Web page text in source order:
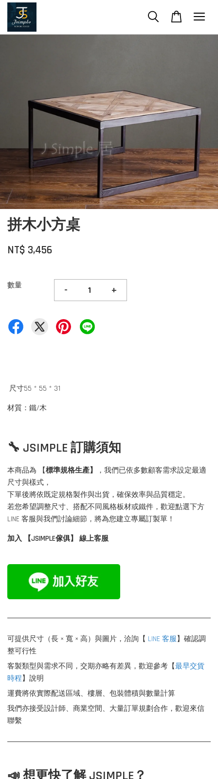
拼木小方桌
NT$ 3,456
數量 - +
尺寸55 * 55 * 31
材質：鐵/木
🔧 JSIMPLE 訂購須知
本商品為 【標準規格生產】
，我們已依多數顧客需求設定最適
尺寸與樣式，
下單後將依既定規格製作與出貨，確保效率與品質穩定。
若您希望調整尺寸、搭配不同風格板材或鐵件，歡迎點選下方
LINE 客服與我們討論細節，將為您建立專屬訂製單！
加入 【JSIMPLE傢俱】 線上客服
可提供尺寸（長 × 寬 × 高）與圖片，洽詢【 LINE 客服】確認調
整可行性
客製類型與需求不同，交期亦略有差異，歡迎參考【最早交貨
時程】說明
運費將依實際配送區域、樓層、包裝體積與數量計算
我們亦接受設計師、商業空間、大量訂單規劃合作，歡迎來信
聯繫